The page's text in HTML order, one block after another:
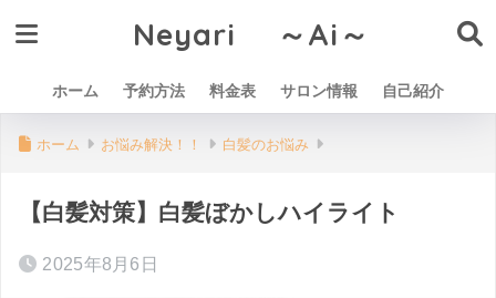
Neyari ～Ai～
ホーム 予約方法 料金表 サロン情報 自己紹介
ホーム お悩み解決！！ 白髪のお悩み
【白髪対策】白髪ぼかしハイライト
2025年8月6日